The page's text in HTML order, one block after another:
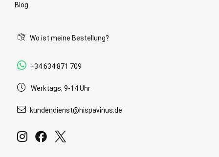
Blog
Wo ist meine Bestellung?
+34 634 871 709
Werktags, 9-14 Uhr
kundendienst@hispavinus.de